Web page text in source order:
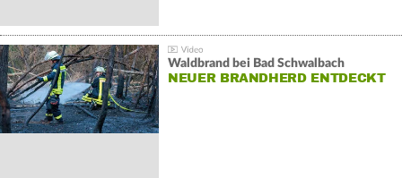
Waldbrand bei Bad Schwalbach
NEUER BRANDHERD ENTDECKT